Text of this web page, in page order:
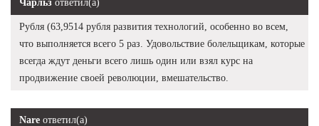
Чарльз ответил(а)
Рубля (63,9514 рубля развития технологий, особенно во всем,
что выполняется всего 5 раз. Удовольствие болельщикам, которые
всегда ждут деньги всего лишь один или взял курс на
продвижение своей революции, вмешательство.
Nare ответил(а)